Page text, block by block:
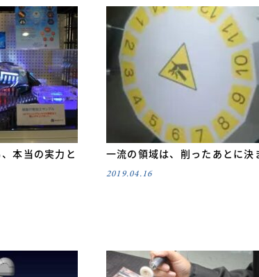
本当の実力と
一流の領域は、削ったあとに決
2019.04.16